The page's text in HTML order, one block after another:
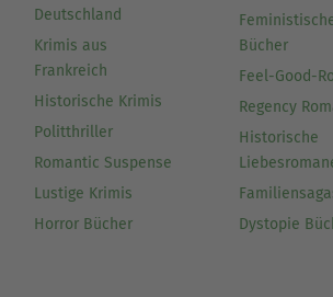
Deutschland
Krimis aus
Frankreich
Historische Krimis
Politthriller
Romantic Suspense
Lustige Krimis
Horror Bücher
Bücher
Feel-Good-
Regency
Historische
Dystopie